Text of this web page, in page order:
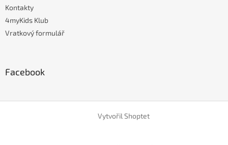
Kontakty
4myKids Klub
Vratkový formulář
Facebook
Vytvořil Shoptet